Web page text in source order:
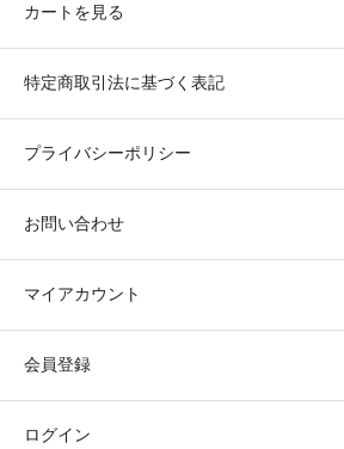
カートを見る
特定商取引法に基づく表記
プライバシーポリシー
お問い合わせ
マイアカウント
会員登録
ログイン